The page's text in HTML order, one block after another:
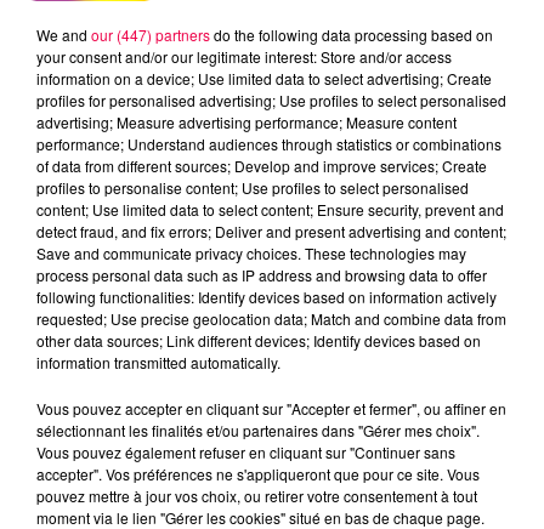
Flash infos
Crédit :Flash infos
We and our (447) partnersdo the following data processing based on
your consent and/or our legitimate interest: Store and/or access
information on a device; Use limited data to select advertising; Create
profiles for personalised advertising; Use profiles to select personalised
advertising; Measure advertising performance; Measure content
performance; Understand audiences through statistics or combinations
of data from different sources; Develop and improve services; Create
profiles to personalise content; Use profiles to select personalised
content; Use limited data to select content; Ensure security, prevent and
detect fraud, and fix errors; Deliver and present advertising and content;
Save and communicate privacy choices. These technologies may
process personal data such as IP address and browsing data to offer
following functionalities: Identify devices based on information actively
requested; Use precise geolocation data; Match and combine data from
other data sources; Link different devices; Identify devices based on
information transmitted automatically.
Vous pouvez accepter en cliquant sur "Accepter et fermer", ou affiner en
sélectionnant les finalités et/ou partenaires dans "Gérer mes choix".
Vous pouvez également refuser en cliquant sur "Continuer sans
accepter". Vos préférences ne s'appliqueront que pour ce site. Vous
pouvez mettre à jour vos choix, ou retirer votre consentement à tout
moment via le lien "Gérer les cookies" situé en bas de chaque page.